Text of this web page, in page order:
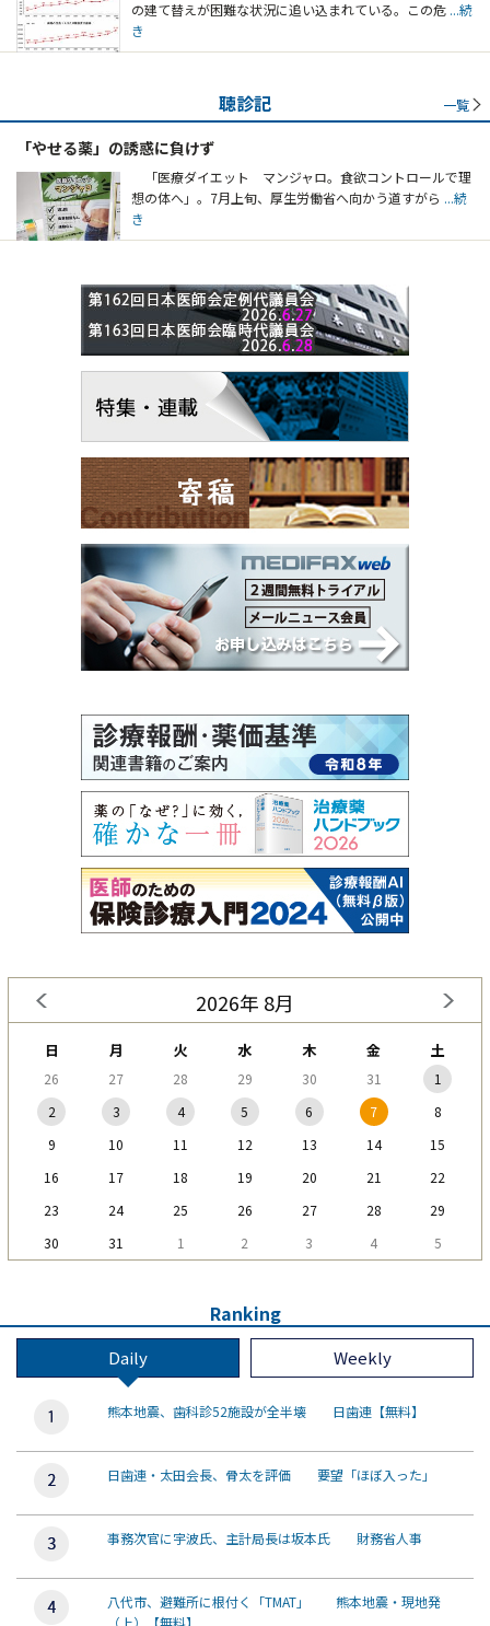
の建て替えが困難な状況に追い込まれている。この危 ...続
き
聴診記 一覧
「やせる薬」の誘惑に負けず
「医療ダイエット マンジャロ。食欲コントロールで理
想の体へ」。7月上旬、厚生労働省へ向かう道すがら ...続
き
2026年 8月
日 月 火 水 木 金 土
26 27 28 29 30 31
1
2
3 4 5 6 7
8
9
10 11 12 13 14
15
16
17 18 19 20 21
22
23
24 25 26 27 28
29
30
31 1 2 3 4 5
Ranking
Daily Weekly
熊本地震、歯科診52施設が全半壊 日歯連【無料】
日歯連・太田会長、骨太を評価 要望「ほぼ入った」
事務次官に宇波氏、主計局長は坂本氏 財務省人事
八代市、避難所に根付く「TMAT」 熊本地震・現地発
（上）【無料】